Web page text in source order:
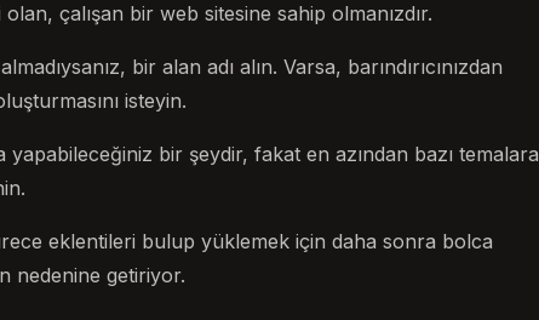
çalışan bir web sitesine sahip olmanızdır.
bir alan adı alın. Varsa, barındırıcınızdan
isteyin.
bir şeydir, fakat en azından bazı temalara
eklentileri bulup yüklemek için daha sonra bolca
nedenine getiriyor.